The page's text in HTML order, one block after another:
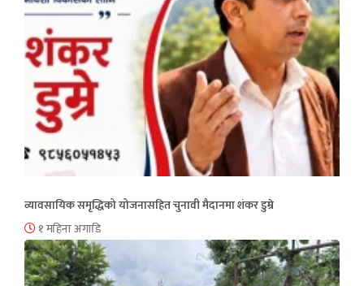
व्यावसायिक समृद्धिको योजनासहित चुनावी मैदानमा शंकर डुम्रे
१ महिना अगाडि